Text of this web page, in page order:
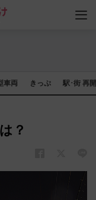
車両 きっぷ 駅･街 再
？